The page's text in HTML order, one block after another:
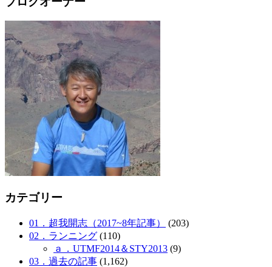
カテゴリー
01．超我開志（2017~8年記事）
(203)
02．ランニング (110)
ａ．UTMF2014＆STY2013 (9)
03．過去の記事 (1,162)